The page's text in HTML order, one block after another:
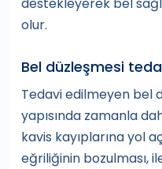
destekleyerek bel
olur.
Bel düzleşmesi
Tedavi edilmeyen bel
yapısında zamanla
kavis kayıplarına yol
eğriliğinin bozulması,